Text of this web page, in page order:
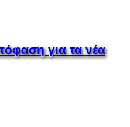
για τα νέα